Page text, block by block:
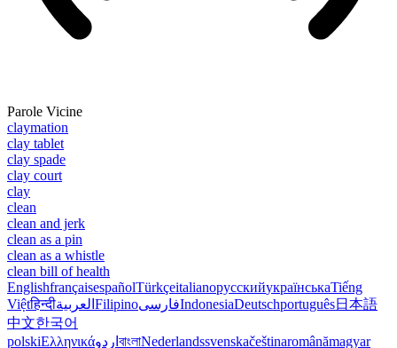
Parole Vicine
claymation
clay tablet
clay spade
clay court
clay
clean
clean and jerk
clean as a pin
clean as a whistle
clean bill of health
EnglishfrançaisespañolTürkçeitalianoрусскийукраїнськаTiếng
Việtहिन्दीالعربية FilipinoفارسیIndonesiaDeutschportuguês日本語
中文한국어
polskiΕλληνικάاردو বাংলাNederlandssvenskačeštinaromânămagyar